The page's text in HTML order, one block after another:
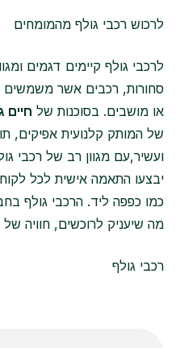
לרכוש רכבי גולף מהמומחים
לרכבי גולף קיימים דגמים
סחורות, רכבים אשר משמשים
או מושבים. בסוכנות של חיים
של המותק קלנועית אפיקים,
ועשיר,עם מגוון רב של רכבי
יבצעו התאמה אישית לכל
כמו כפפה ליד. הרכבי גולף
מה שיעניק לרוכשים, חוויה
רכבי גולף